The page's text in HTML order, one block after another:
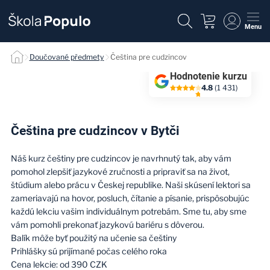
Menu
Doučované předmety
Čeština pre cudzincov
Hodnotenie kurzu
4.8 (1 431)
Čeština pre cudzincov v Bytči
Náš kurz češtiny pre cudzincov je navrhnutý tak, aby vám
pomohol zlepšiť jazykové zručnosti a pripraviť sa na život,
štúdium alebo prácu v Českej republike. Naši skúsení lektori sa
zameriavajú na hovor, posluch, čítanie a písanie, prispôsobujúc
každú lekciu vašim individuálnym potrebám. Sme tu, aby sme
vám pomohli prekonať jazykovú bariéru s dôverou.
Balík môže byť použitý na učenie sa češtiny
Prihlášky sú prijímané počas celého roka
Cena lekcie: od 390 CZK